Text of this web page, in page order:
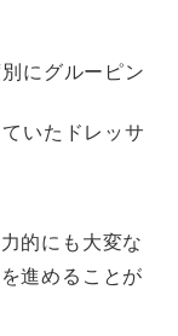
にグルーピン
いたドレッサ
的にも大変な
進めることが